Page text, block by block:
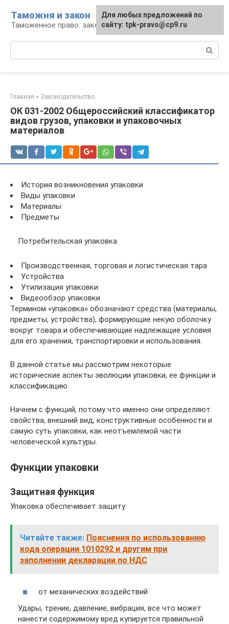
контенту
Таможня и закон
Таможенное право: законы и их применение
Главная » Законодательство
ОК 031-2002 Общероссийский классификатор
видов грузов, упаковки и упаковочных
материалов
История возникновения упаковки
Виды упаковки
Материалы
Предметы
Потребительская упаковка
Производственная, торговая и логистическая тара
Устройства
Утилизация упаковки
Видеообзор упаковки
Термином «упаковка» обозначают средства (материалы,
предметы, устройства), формирующие некую оболочку
вокруг товара и обеспечивающие надлежащие условия
для его хранения, транспортировки и использования.
В данной статье мы рассмотрим некоторые
исторические аспекты эволюции упаковки, ее функции и
классификацию.
Начнем с функций, потому что именно они определяют
свойства, внешний вид, конструктивные особенности и
самую суть упаковки, как неотъемлемой части
человеческой культуры.
Функции упаковки
Защитная функция
Упаковка обеспечивает защиту:
Читайте также: Пояснения по использованию
кода операции 1010292 и другим при
заполнении декларации по НДС
от механических воздействий
Удары, трение, давление, вибрация, все что может
нанести содержимому вред купируется правильной
Для любых предложений по
сайту: tpk-pravo@cp9.ru